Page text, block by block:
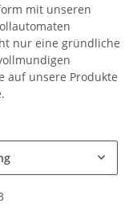
mit unseren
nur eine gründliche
auf unsere Produkte